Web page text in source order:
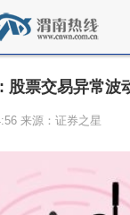
股票交易异常波
来源：证券之星